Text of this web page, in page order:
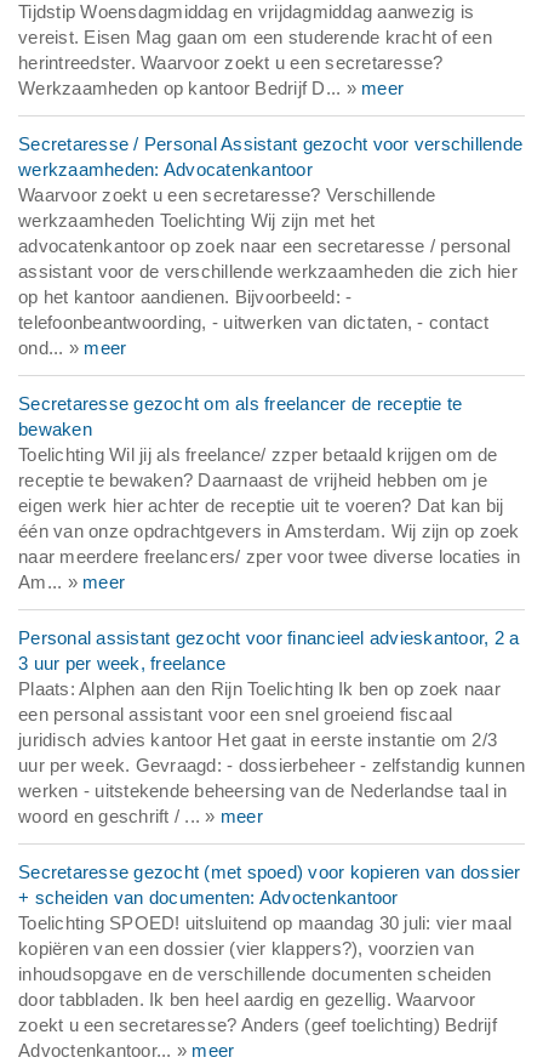
Tijdstip Woensdagmiddag en vrijdagmiddag aanwezig is
vereist. Eisen Mag gaan om een studerende kracht of een
herintreedster. Waarvoor zoekt u een secretaresse?
Werkzaamheden op kantoor Bedrijf D... » meer
Secretaresse / Personal Assistant gezocht voor verschillende
werkzaamheden: Advocatenkantoor
Waarvoor zoekt u een secretaresse? Verschillende
werkzaamheden Toelichting Wij zijn met het
advocatenkantoor op zoek naar een secretaresse / personal
assistant voor de verschillende werkzaamheden die zich hier
op het kantoor aandienen. Bijvoorbeeld: -
telefoonbeantwoording, - uitwerken van dictaten, - contact
ond... » meer
Secretaresse gezocht om als freelancer de receptie te
bewaken
Toelichting Wil jij als freelance/ zzper betaald krijgen om de
receptie te bewaken? Daarnaast de vrijheid hebben om je
eigen werk hier achter de receptie uit te voeren? Dat kan bij
één van onze opdrachtgevers in Amsterdam. Wij zijn op zoek
naar meerdere freelancers/ zper voor twee diverse locaties in
Am... » meer
Personal assistant gezocht voor financieel advieskantoor, 2 a
3 uur per week, freelance
Plaats: Alphen aan den Rijn Toelichting Ik ben op zoek naar
een personal assistant voor een snel groeiend fiscaal
juridisch advies kantoor Het gaat in eerste instantie om 2/3
uur per week. Gevraagd: - dossierbeheer - zelfstandig kunnen
werken - uitstekende beheersing van de Nederlandse taal in
woord en geschrift / ... » meer
Secretaresse gezocht (met spoed) voor kopieren van dossier
+ scheiden van documenten: Advoctenkantoor
Toelichting SPOED! uitsluitend op maandag 30 juli: vier maal
kopiëren van een dossier (vier klappers?), voorzien van
inhoudsopgave en de verschillende documenten scheiden
door tabbladen. Ik ben heel aardig en gezellig. Waarvoor
zoekt u een secretaresse? Anders (geef toelichting) Bedrijf
Advoctenkantoor... » meer